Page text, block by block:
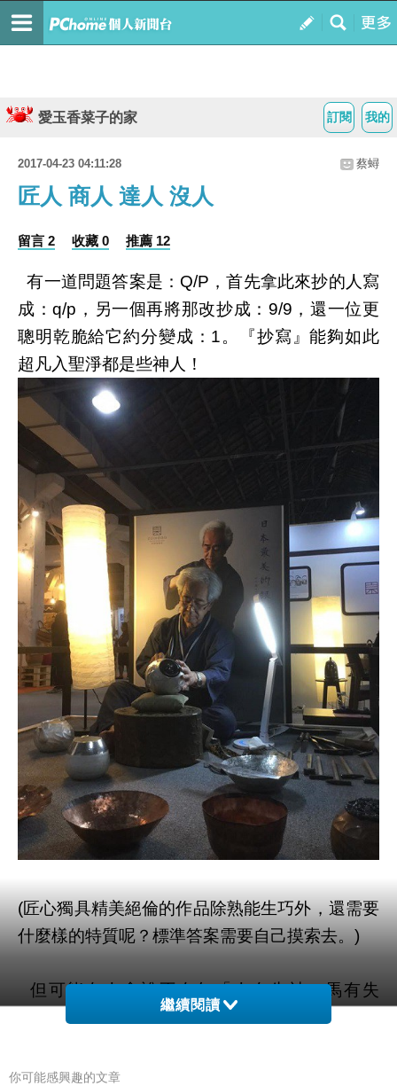
我的
訂閱
愛玉香菜子的家
2017-04-23 04:11:28 蔡蟳
匠人 商人 達人 沒人
留言 2 收藏 0 推薦 12
有一道問題答案是： Q/P ，首先拿此來抄的人寫
成：q/p ，另一個再將那改抄成： 9/9 ，還一位更
聰明乾脆給它約分變成： 1。『抄寫』能夠如此
超凡入聖淨都是些神人！
(匠心獨具精美絕倫的作品除熟能生巧外，還需要
什麼樣的特質呢？標準答案需要自己摸索去。)
但可能有人會說不有句「人有失神，馬有失
蹄，吃燒餅哪有不掉芝麻粒」的話，對吧？所以
繼續閱讀
你可能感興趣的文章